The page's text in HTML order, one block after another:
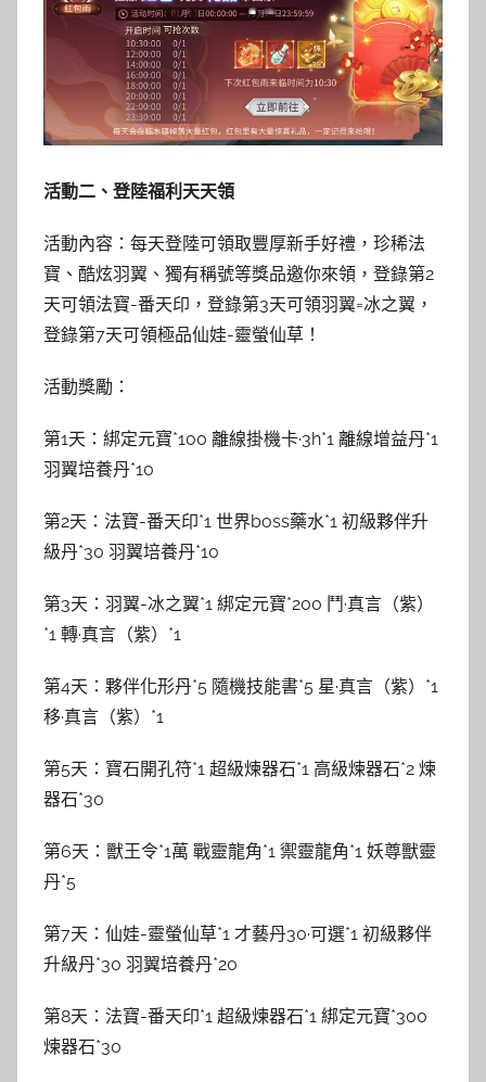
活動二、登陸福利天天領
活動內容：每天登陸可領取豐厚新手好禮，珍稀法
寶、酷炫羽翼、獨有稱號等獎品邀你來領，登錄第2
天可領法寶-番天印，登錄第3天可領羽翼=冰之翼，
登錄第7天可領極品仙娃-靈螢仙草！
活動獎勵：
第1天：綁定元寶*100 離線掛機卡·3h*1 離線增益丹*1
羽翼培養丹*10
第2天：法寶-番天印*1 世界boss藥水*1 初級夥伴升
級丹*30 羽翼培養丹*10
第3天：羽翼-冰之翼*1 綁定元寶*200 鬥·真言（紫）
*1 轉·真言（紫）*1
第4天：夥伴化形丹*5 隨機技能書*5 星·真言（紫）*1
移·真言（紫）*1
第5天：寶石開孔符*1 超級煉器石*1 高級煉器石*2 煉
器石*30
第6天：獸王令*1萬 戰靈龍角*1 禦靈龍角*1 妖尊獸靈
丹*5
第7天：仙娃-靈螢仙草*1 才藝丹30·可選*1 初級夥伴
升級丹*30 羽翼培養丹*20
第8天：法寶-番天印*1 超級煉器石*1 綁定元寶*300
煉器石*30